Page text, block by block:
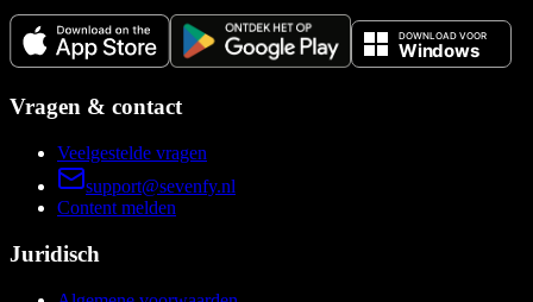
Vragen & contact
Veelgestelde vragen
support@sevenfy.nl
Content melden
Juridisch